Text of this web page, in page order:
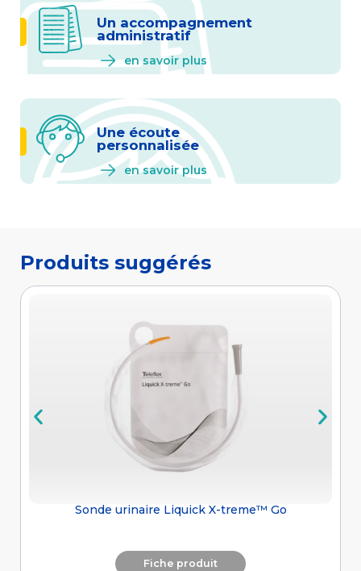
Un accompagnement
administratif
en savoir plus
Une écoute
personnalisée
en savoir plus
Sonde urinaire Liquick X-treme™ Go
Fiche produit